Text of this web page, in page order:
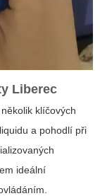
Liberec
klíčových
a pohodlí při
ideální